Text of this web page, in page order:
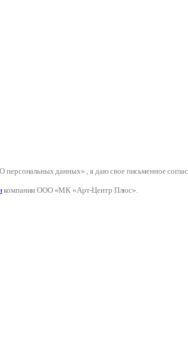
персональных данных» , я даю свое письменное
компании ООО «МК «Арт-Центр Плюс».